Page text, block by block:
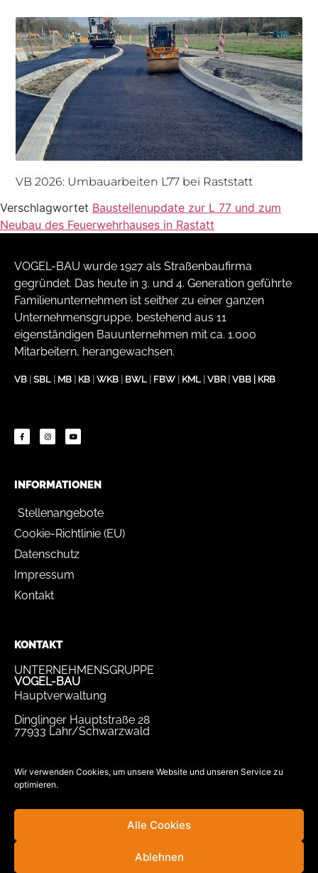
Wir verwenden Cookies, um unsere Website und unseren Service zu
optimieren.
Alle Cookies
Ablehnen
VB 2026: Umbauarbeiten L77 bei Raststatt
Verschlagwortet Baustellenupdate zur L 77 und zum
Neubau des Feuerwehrhauses in Rastatt
VOGEL-BAU wurde 1927 als Straßenbaufirma
gegründet. Das heute in 3. und 4. Generation geführte
Familienunternehmen ist seither zu einer ganzen
Unternehmensgruppe, bestehend aus 11
eigenständigen Bauunternehmen mit ca. 1.000
Mitarbeitern, herangewachsen.
VB SBL MB KB WKB BWL FBW KML VBR| VBB KRB
INFORMATIONEN
Stellenangebote
Cookie-Richtlinie (EU)
Datenschutz
Impressum
Kontakt
KONTAKT
UNTERNEHMENSGRUPPE
VOGEL-BAU
Hauptverwaltung
Dinglinger Hauptstraße 28
77933 Lahr/Schwarzwald
bewerbung@vogel-bau.de
info@vogel-bau.de